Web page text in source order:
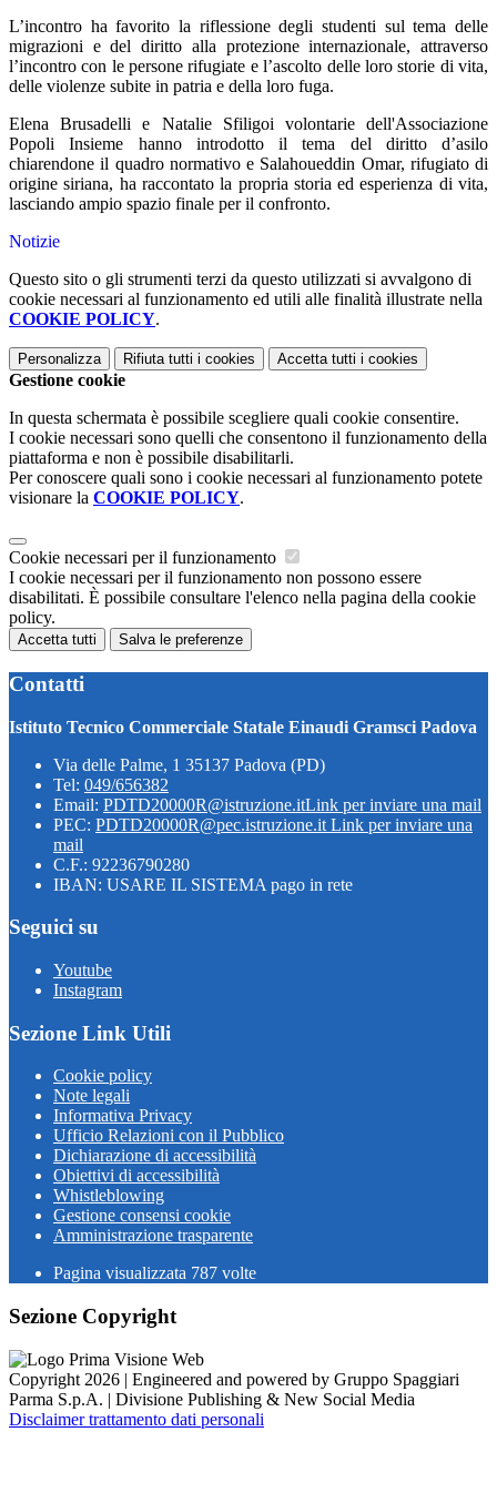
L’incontro ha favorito la riflessione degli studenti sul tema delle
migrazioni e del diritto alla protezione internazionale, attraverso
l’incontro con le persone rifugiate e l’ascolto delle loro storie di vita,
delle violenze subite in patria e della loro fuga.
Elena Brusadelli e Natalie Sfiligoi volontarie dell'Associazione
Popoli Insieme hanno introdotto il tema del diritto d’asilo
chiarendone il quadro normativo e Salahoueddin Omar, rifugiato di
origine siriana, ha raccontato la propria storia ed esperienza di vita,
lasciando ampio spazio finale per il confronto.
Notizie
Questo sito o gli strumenti terzi da questo utilizzati si avvalgono di
cookie necessari al funzionamento ed utili alle finalità illustrate nella
COOKIE POLICY.
Personalizza Rifiuta tutti i cookies Accetta tutti i cookies
Gestione cookie
In questa schermata è possibile scegliere quali cookie consentire.
I cookie necessari sono quelli che consentono il funzionamento della
piattaforma e non è possibile disabilitarli.
Per conoscere quali sono i cookie necessari al funzionamento potete
visionare la COOKIE POLICY.
Cookie necessari per il funzionamento
I cookie necessari per il funzionamento non possono essere
disabilitati. È possibile consultare l'elenco nella pagina della cookie
policy.
Accetta tutti Salva le preferenze
Contatti
Istituto Tecnico Commerciale Statale Einaudi Gramsci Padova
Via delle Palme, 1 35137 Padova (PD)
Tel: 049/656382
Email: PDTD20000R@istruzione.itLink per inviare una mail
PEC: PDTD20000R@pec.istruzione.it Link per inviare una
mail
C.F.: 92236790280
IBAN: USARE IL SISTEMA pago in rete
Seguici su
Youtube
Instagram
Sezione Link Utili
Cookie policy
Note legali
Informativa Privacy
Ufficio Relazioni con il Pubblico
Dichiarazione di accessibilità
Obiettivi di accessibilità
Whistleblowing
Gestione consensi cookie
Amministrazione trasparente
Pagina visualizzata 787 volte
Sezione Copyright
Copyright 2026 | Engineered and powered by Gruppo Spaggiari
Parma S.p.A. | Divisione Publishing & New Social Media
Disclaimer trattamento dati personali